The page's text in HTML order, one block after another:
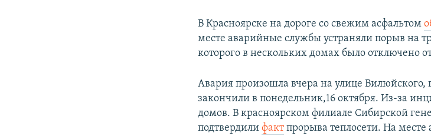
В Красноярске на дороге со свежим асфальтом
месте аварийные службы устраняли порыв на
которого в нескольких домах было отключено
Авария произошла вчера на улице Вилюйского,
закончили в понедельник,16 октября. Из-за
домов. В красноярском филиале Сибирской
подтвердилифактпрорыва теплосети. На